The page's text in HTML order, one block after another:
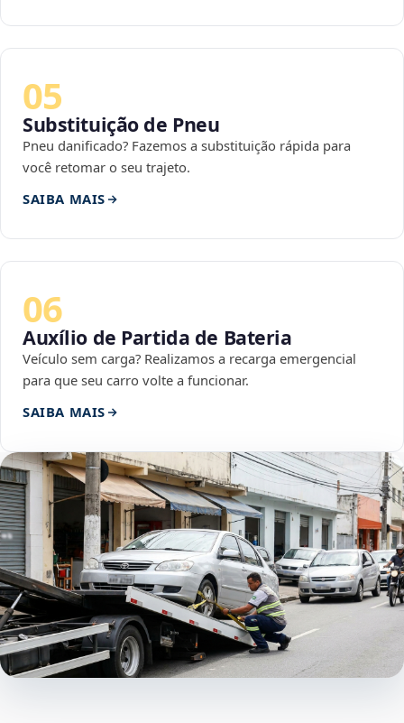
05
Substituição de Pneu
Pneu danificado? Fazemos a substituição rápida para
você retomar o seu trajeto.
SAIBA MAIS
06
Auxílio de Partida de Bateria
Veículo sem carga? Realizamos a recarga emergencial
para que seu carro volte a funcionar.
SAIBA MAIS